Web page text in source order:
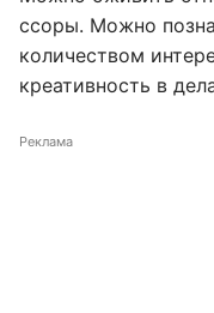
ссоры. Можно
количеством
креативность в
Реклама